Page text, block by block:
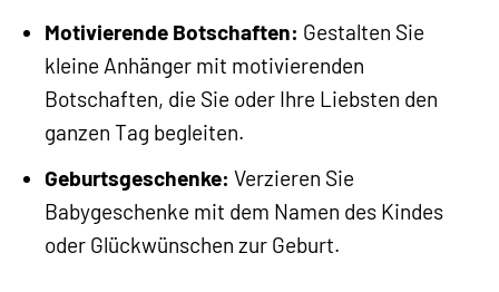
Motivierende Botschaften: Gestalten Sie
kleine Anhänger mit motivierenden
Botschaften, die Sie oder Ihre Liebsten den
ganzen Tag begleiten.
Geburtsgeschenke: Verzieren Sie
Babygeschenke mit dem Namen des Kindes
oder Glückwünschen zur Geburt.